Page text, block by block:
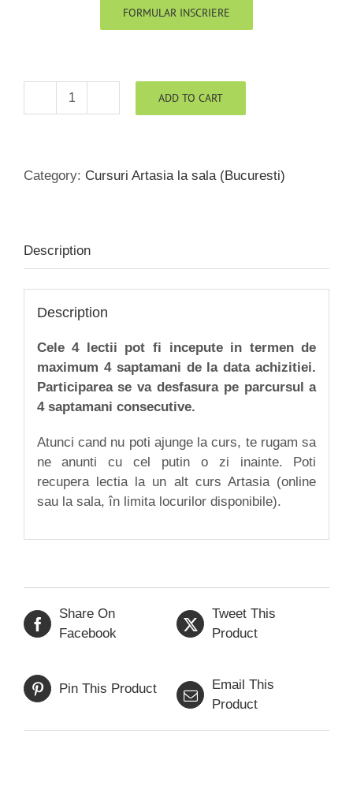
FORMULAR INSCRIERE
Cotizatie
h)
KungFu
ADD TO CART
Category: Cursuri Artasia la sala (Bucuresti)
Description
Description
Cele 4 lectii pot fi incepute in termen de
maximum 4 saptamani de la data achizitiei.
Participarea se va desfasura pe parcursul a
4 saptamani consecutive.
Atunci cand nu poti ajunge la curs, te rugam sa
ne anunti cu cel putin o zi inainte. Poti
recupera lectia la un alt curs Artasia (online
sau la sala, în limita locurilor disponibile).
Share On
Facebook
Tweet This
Product
Pin This Product
Email This
Product